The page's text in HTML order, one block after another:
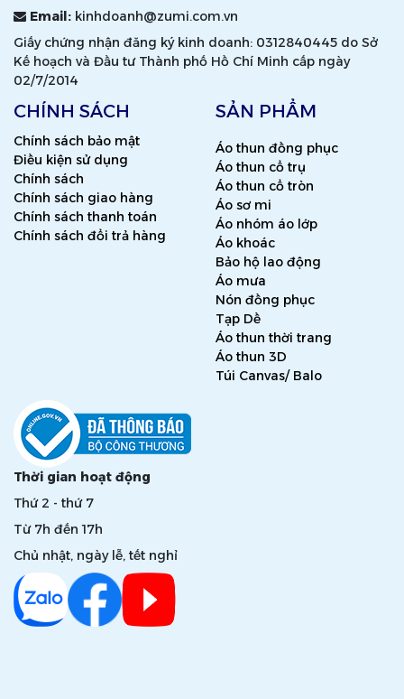
Email: kinhdoanh@zumi.com.vn
Giấy chứng nhận đăng ký kinh doanh: 0312840445 do Sở
Kế hoạch và Đầu tư Thành phố Hồ Chí Minh cấp ngày
02/7/2014
CHÍNH SÁCH
Chính sách bảo mật
Điều kiện sử dụng
Chính sách
Chính sách giao hàng
Chính sách thanh toán
Chính sách đổi trả hàng
SẢN PHẨM
Áo thun đồng phục
Áo thun cổ trụ
Áo thun cổ tròn
Áo sơ mi
Áo nhóm áo lớp
Áo khoác
Bảo hộ lao động
Áo mưa
Nón đồng phục
Tạp Dề
Áo thun thời trang
Áo thun 3D
Túi Canvas/ Balo
Thời gian hoạt động
Thứ 2 - thứ 7
Từ 7h đến 17h
Chủ nhật, ngày lễ, tết nghỉ